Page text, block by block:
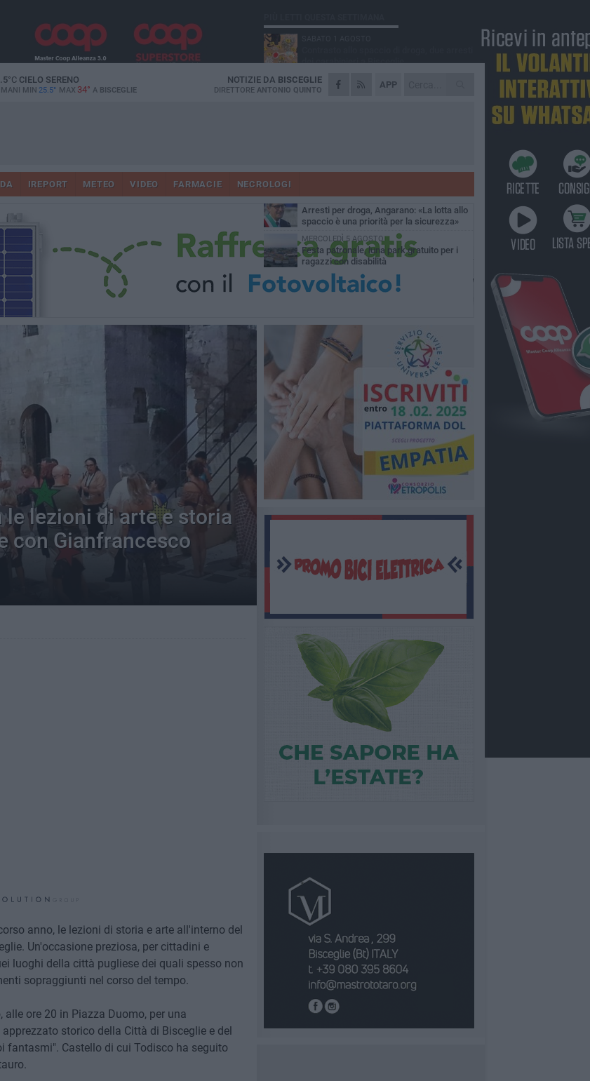
°CCIELO SERENO
MIN 25.5° MAX 34° A BISCEGLIE
APP
NOTIZIE DA BISCEGLIE
DIRETTORE ANTONIO QUINTO
IREPORT METEO VIDEO FARMACIE NECROLOGI
lezioni di arte e storia
con Gianfrancesco
anno, le lezioni di storia e arte all'interno del
Un'occasione preziosa, per cittadini e
luoghi della città pugliese dei quali spesso non
sopraggiunti nel corso del tempo.
ore 20 in Piazza Duomo, per una
storico della Città di Bisceglie e del
fantasmi". Castello di cui Todisco ha seguito
dei carabinieri a Bisceglie
MARTEDÌ 4 AGOSTO
Emergenza caldo, il Comune di Bisceglie
Due auto incendiate nella notte in via Dieta
SABATO 1 AGOSTO
Arresti per droga, Angarano: «La lotta allo
spaccio è una priorità per la sicurezza»
MERCOLEDÌ 5 AGOSTO
Festa patronale, luna park gratuito per i
ragazzi con disabilità